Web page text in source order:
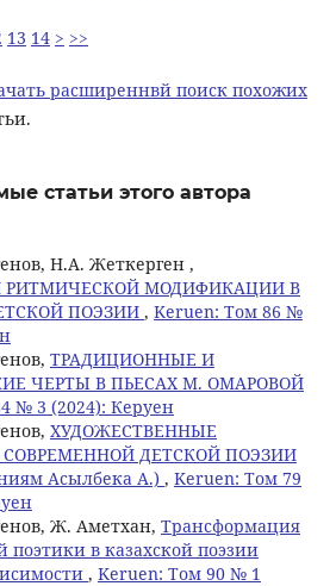
13 14 > >>
расширеннвй поиск похожих
статьи этого автора
Н.А. Жеткерген ,
РИТМИЧЕСКОЙ МОДИФИКАЦИИ В
ПОЭЗИИ , Keruen: Том 86 №
ТРАДИЦИОННЫЕ И
ЧЕРТЫ В ПЬЕСАХ М. ОМАРОВОЙ
№ 3 (2024): Керуен
ХУДОЖЕСТВЕННЫЕ
ДЕТСКОЙ ПОЭЗИИ
Асылбека А.) , Keruen: Том 79
Ж. Аметхан, Трансформация
поэтики в казахской поэзии
, Keruen: Том 90 № 1